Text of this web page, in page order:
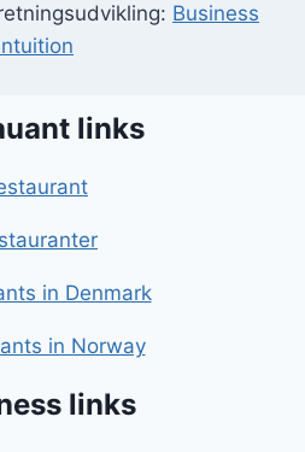
Business
links
in Denmark
in Norway
links